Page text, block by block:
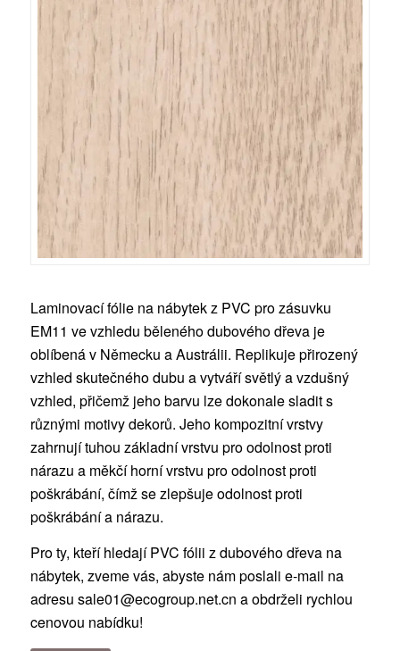
Laminovací fólie na nábytek z PVC pro zásuvku
EM11 ve vzhledu běleného dubového dřeva je
oblíbená v Německu a Austrálii. Replikuje přirozený
vzhled skutečného dubu a vytváří světlý a vzdušný
vzhled, přičemž jeho barvu lze dokonale sladit s
různými motivy dekorů. Jeho kompozitní vrstvy
zahrnují tuhou základní vrstvu pro odolnost proti
nárazu a měkčí horní vrstvu pro odolnost proti
poškrábání, čímž se zlepšuje odolnost proti
poškrábání a nárazu.
Pro ty, kteří hledají PVC fólii z dubového dřeva na
nábytek, zveme vás, abyste nám poslali e-mail na
adresu sale01@ecogroup.net.cn a obdrželi rychlou
cenovou nabídku!